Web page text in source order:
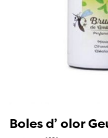
Boles d’ olor